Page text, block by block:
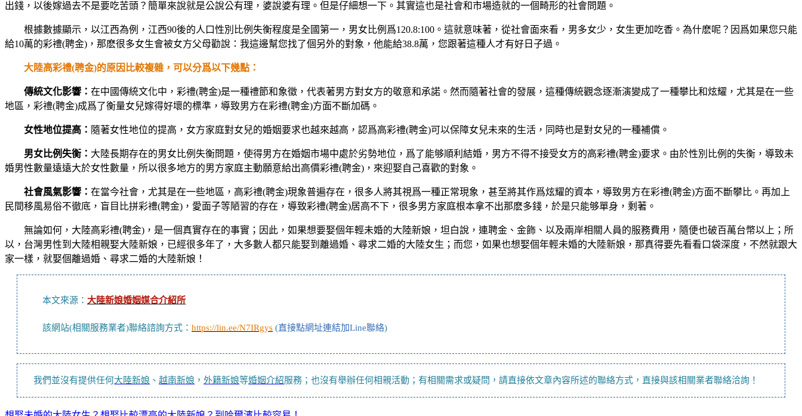
出錢，以後嫁過去不是要吃苦頭？簡單來說就是公說公有理，婆說婆有理。但是仔細想一下。其實這也是社會和市場造就的一個畸形的社會問題。
根據數據顯示，以江西為例，江西90後的人口性別比例失衡程度是全國第一，男女比例爲120.8:100。這就意味著，從社會面來看，男多女少，女生更加吃香。為什麽呢？因爲如果您只能
給10萬的彩禮(聘金)，那麽很多女生會被女方父母勸說：我這邊幫您找了個另外的對象，他能給38.8萬，您跟著這種人才有好日子過。
大陸高彩禮(聘金)的原因比較複雜，可以分爲以下幾點：
傳統文化影響： 在中國傳統文化中，彩禮(聘金)是一種禮節和象徵，代表著男方對女方的敬意和承諾。然而隨著社會的發展，這種傳統觀念逐漸演變成了一種攀比和炫耀，尤其是在一些
地區，彩禮(聘金)成爲了衡量女兒嫁得好壞的標準，導致男方在彩禮(聘金)方面不斷加碼。
女性地位提高： 隨著女性地位的提高，女方家庭對女兒的婚姻要求也越來越高，認爲高彩禮(聘金)可以保障女兒未來的生活，同時也是對女兒的一種補償。
男女比例失衡： 大陸長期存在的男女比例失衡問題，使得男方在婚姻市場中處於劣勢地位，爲了能够順利結婚，男方不得不接受女方的高彩禮(聘金)要求。由於性別比例的失衡，導致未
婚男性數量遠遠大於女性數量，所以很多地方的男方家庭主動願意給出高價彩禮(聘金)，來迎娶自己喜歡的對象。
社會風氣影響： 在當今社會，尤其是在一些地區，高彩禮(聘金)現象普遍存在，很多人將其視爲一種正常現象，甚至將其作爲炫耀的資本，導致男方在彩禮(聘金)方面不斷攀比。再加上
民間移風易俗不徹底，盲目比拼彩禮(聘金)，愛面子等陋習的存在，導致彩禮(聘金)居高不下，很多男方家庭根本拿不出那麽多錢，於是只能够單身，剩著。
無論如何，大陸高彩禮(聘金)，是一個真實存在的事實；因此，如果想要娶個年輕未婚的大陸新娘，坦白說，連聘金、金飾、以及兩岸相關人員的服務費用，隨便也破百萬台幣以上；所
以，台灣男性到大陸相親娶大陸新娘，已經很多年了，大多數人都只能娶到離過婚、尋求二婚的大陸女生；而您，如果也想娶個年輕未婚的大陸新娘，那真得要先看看口袋深度，不然就跟大
家一樣，就娶個離過婚、尋求二婚的大陸新娘！
本文來源： 大陸新娘婚姻媒合介紹所
該網站(相關服務業者)聯絡諮詢方式：https://lin.ee/N7IRgys (直接點網址連結加Line聯絡)
我們並沒有提供任何大陸新娘 、越南新娘 ，外籍新娘等婚姻介紹服務；也沒有舉辦任何相親活動；有相關需求或疑問，請直接依文章內容所述的聯絡方式，直接與該相關業者聯絡洽詢！